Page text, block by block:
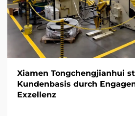
Xiamen Tongchengjianhui
Kundenbasis durch
Exzellenz